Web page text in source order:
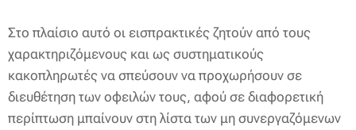
Στο πλαίσιο αυτό οι εισπρακτικές ζητούν από τους
χαρακτηριζόμενους και ως συστηματικούς
κακοπληρωτές να σπεύσουν να προχωρήσουν σε
διευθέτηση των οφειλών τους, αφού σε διαφορετική
περίπτωση μπαίνουν στη λίστα των μη συνεργαζόμενων